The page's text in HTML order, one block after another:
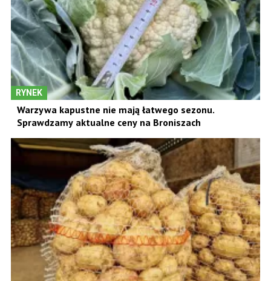
RYNEK
Warzywa kapustne nie mają łatwego sezonu.
Sprawdzamy aktualne ceny na Broniszach